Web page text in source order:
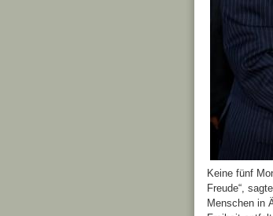
Keine fünf
Freude“,
Menschen in